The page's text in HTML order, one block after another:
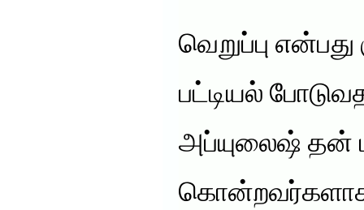
வெறுப்பு
பட்டியல்
அப்யுலைஷ்